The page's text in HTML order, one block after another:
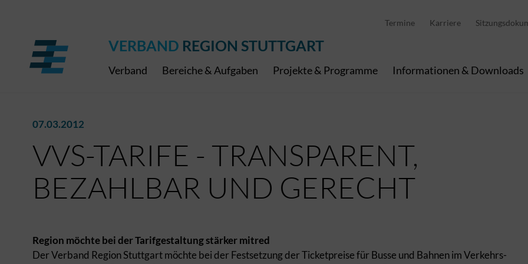
Termine Karriere
VERBAND REGION STUTTGART
Verband Bereiche & Aufgaben Projekte & Programme Informationen & Downloads
07.03.2012
VVS-TARIFE - TRANSPARENT,
BEZAHLBAR UND GERECHT
Region möchte bei der Tarifgestaltung stärker mitred
Der Verband Region Stuttgart möchte bei der Festsetzung der Ticketpreise für Busse und Bahnen im Verkehrs-